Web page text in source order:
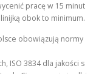
pracę w 15 minut
obok to minimum.
obowiązują normy
ISO 3834 dla jakości s